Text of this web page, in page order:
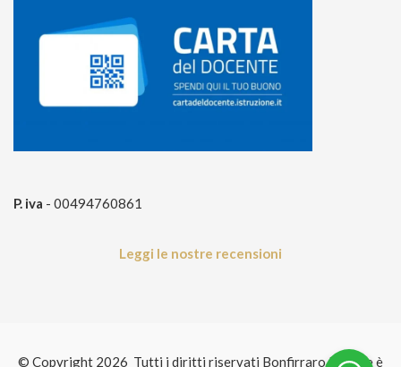
P. iva - 00494760861
Leggi le nostre recensioni
© Copyright 2026 Tutti i diritti riservati Bonfirraro Editore è